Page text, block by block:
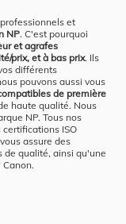
et
NP. C'est pourquoi
et agrafes
prix, et à bas prix. Ils
différents
pouvons aussi vous
de première
haute qualité. Nous
NP. Tous nos
ISO
assure des
qualité, ainsi qu'une